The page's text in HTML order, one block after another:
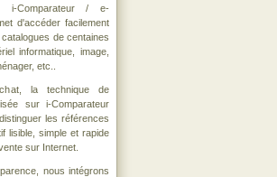
i-Comparateur / e-
d'accéder facilement
de centaines
informatique, image,
etc..
la technique de
sur i-Comparateur
les références
lisible, simple et rapide
sur Internet.
nous intégrons